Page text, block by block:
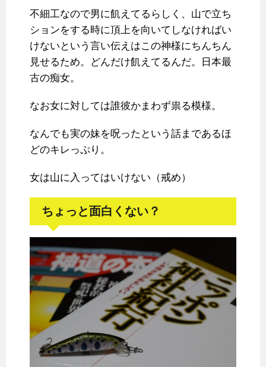
不細工なので男に飢えてるらしく、山で立ち
ションをする時に頂上を向いてしなければい
けないという言い伝えはこの神様にちんちん
見せるため。どんだけ飢えてるんだ。日本最
古の痴女。
なお女に対しては誰彼かまわず祟る模様。
なんでも実の妹を呪ったという話まであるほ
どのキレっぷり。
女は山に入ってはいけない（戒め）
ちょっと面白くない？